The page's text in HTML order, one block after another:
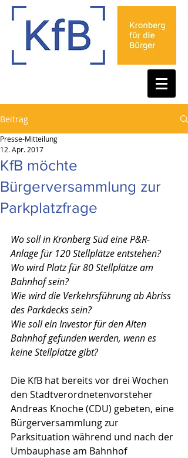
Beitrag
KfB möchte
Bürgerversammlung zur
Parkplatzfrage
Presse-Mitteilung
12. Apr. 2017
Wo soll in Kronberg Süd eine P&R-
Anlage für 120 Stellplätze entstehen?
Wo wird Platz für 80 Stellplätze am
Bahnhof sein?
Wie wird die Verkehrsführung ab Abriss
des Parkdecks sein?
Wie soll ein Investor für den Alten
Bahnhof gefunden werden, wenn es
keine Stellplätze gibt?
Die KfB hat bereits vor drei Wochen
den Stadtverordnetenvorsteher
Andreas Knoche (CDU) gebeten, eine
Bürgerversammlung zur
Parksituation während und nach der
Umbauphase am Bahnhof